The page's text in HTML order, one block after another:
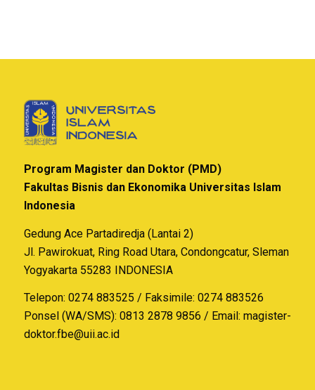
Program Magister dan Doktor (PMD)
Fakultas Bisnis dan Ekonomika Universitas Islam
Indonesia
Gedung Ace Partadiredja (Lantai 2)
Jl. Pawirokuat, Ring Road Utara, Condongcatur, Sleman
Yogyakarta 55283 INDONESIA
Telepon: 0274 883525 / Faksimile: 0274 883526
Ponsel (WA/SMS): 0813 2878 9856 / Email: magister-
doktor.fbe@uii.ac.id